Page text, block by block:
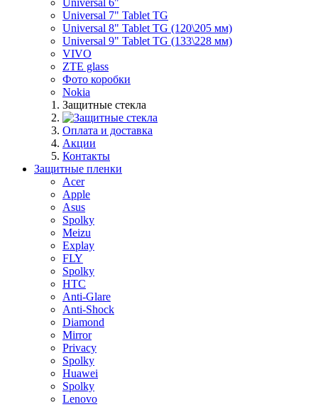
Universal 6"
Universal 7" Tablet TG
Universal 8" Tablet TG (120\205 мм)
Universal 9" Tablet TG (133\228 мм)
VIVO
ZTE glass
Фото коробки
Nokia
Защитные стекла
Оплата и доставка
Акции
Контакты
Защитные пленки
Acer
Apple
Asus
Spolky
Meizu
Explay
FLY
Spolky
HTC
Anti-Glare
Anti-Shock
Diamond
Mirror
Privacy
Spolky
Huawei
Spolky
Lenovo